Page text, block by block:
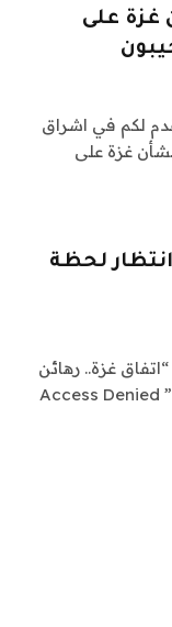
غزة على
نقدم لكم في اشراق
بشأن غزة على
لحظة
24 خبر بعنوان “اتفاق غزة.. رهائن
أميركيون في انتظار لحظة إطلاق سراحهم” Access Denied